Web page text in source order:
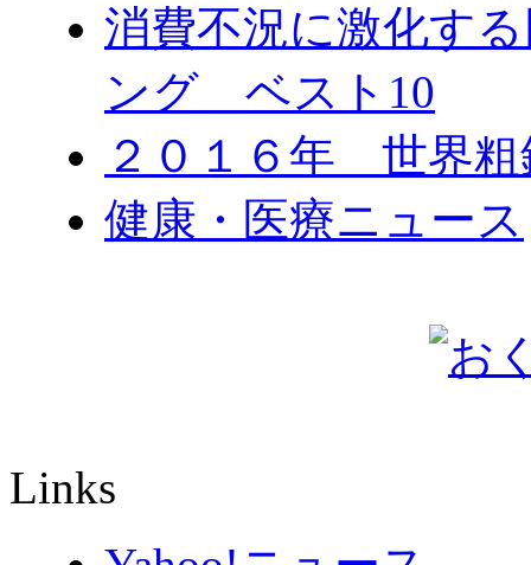
消費不況に激化す
ング ベスト10
２０１６年 世界粗
健康・医療ニュース
Links